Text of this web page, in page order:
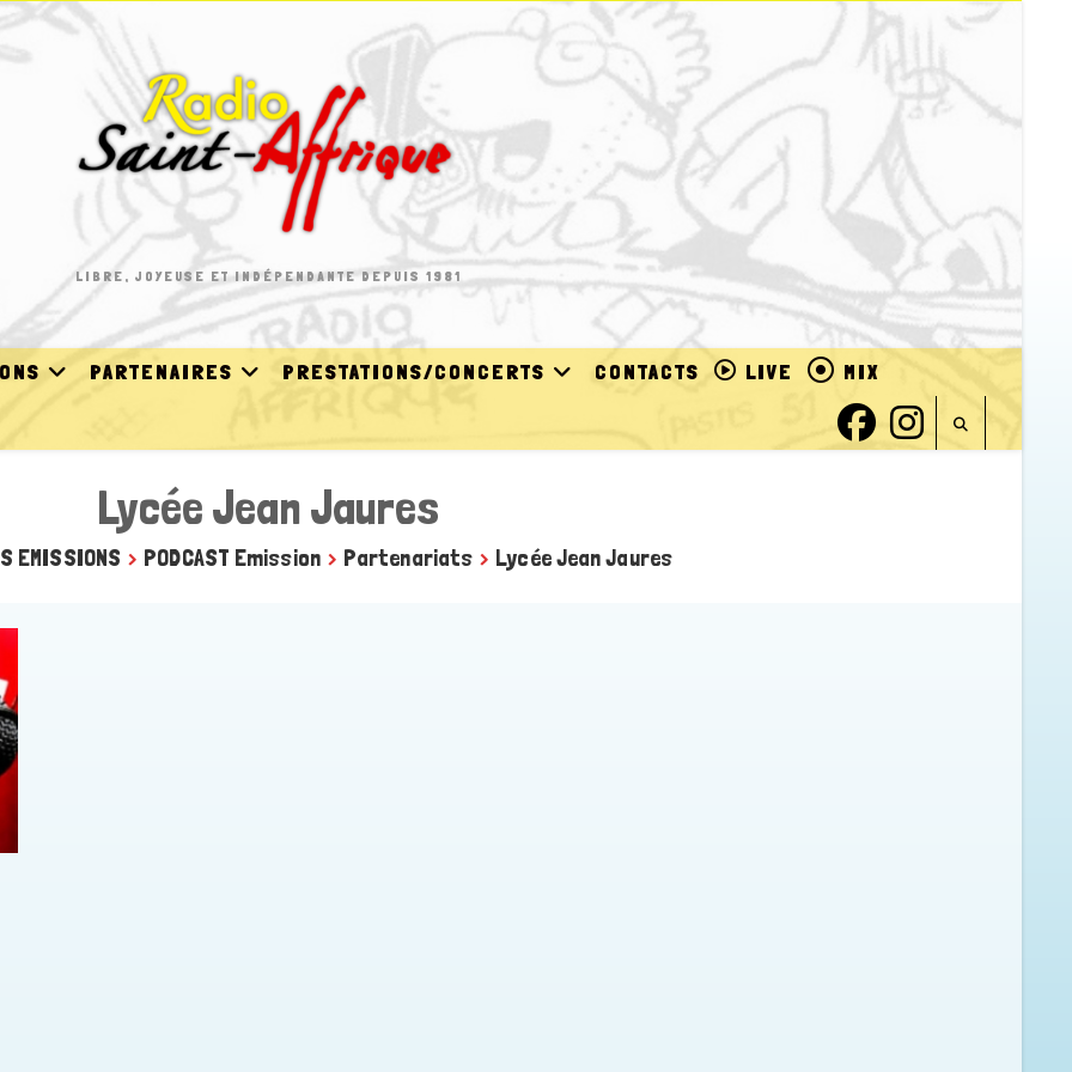
LIBRE, JOYEUSE ET INDÉPENDANTE DEPUIS 1981
PARTENAIRES PRESTATIONS/CONCERTS CONTACTS LIVE MIX
Lycée Jean Jaures
EMISSIONS > PODCAST Emission > Partenariats > Lycée Jean Jaures